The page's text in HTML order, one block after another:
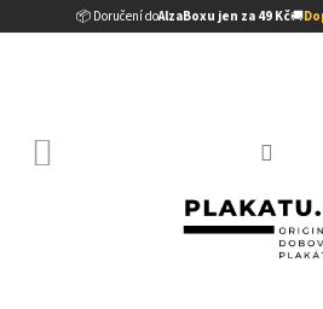
📦 Doručení doAlzaBoxu jen za 49 Kč🚚
na